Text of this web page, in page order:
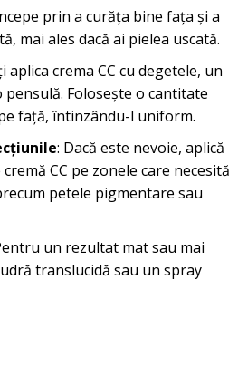
prin a curăța bine fața și a
mai ales dacă ai pielea uscată.
aplica crema CC cu degetele, un
Folosește o cantitate
față, întinzându-l uniform.
: Dacă este nevoie, aplică
CC pe zonele care necesită
petele pigmentare sau
un rezultat mat sau mai
translucidă sau un spray